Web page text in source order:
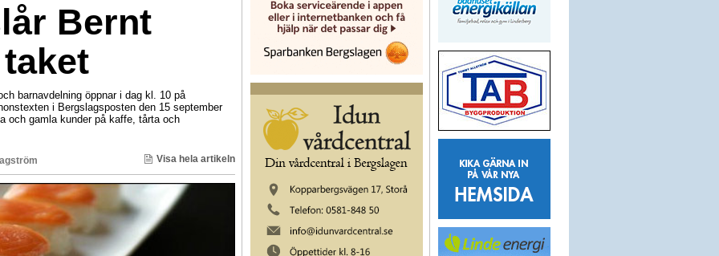
Bernt
barnavdelning öppnar i dag kl. 10 på
i Bergslagsposten den 15 september
och gamla kunder på kaffe, tårta och
Visa hela artikeln